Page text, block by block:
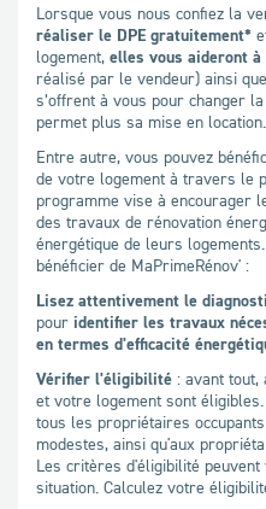
Lorsque vous nous confiez la
réaliser le DPE gratuitement*
logement, elles vous aideront à
réalisé par le vendeur) ainsi
s’offrent à vous pour changer
permet plus sa mise en location.
Entre autre, vous pouvez
de votre logement à travers le
programme vise à encourager
des travaux de rénovation
énergétique de leurs
bénéficier de MaPrimeRénov' :
Lisez attentivement le
pour identifier les travaux
en termes d'efficacité
Vérifier l'éligibilité : avant tout,
et votre logement sont
tous les propriétaires
modestes, ainsi qu'aux
Les critères d'éligibilité
situation. Calculez votre